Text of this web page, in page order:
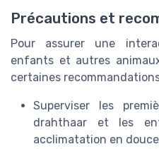
Précautions et
Pour assurer une
enfants et autres
certaines
Superviser les
drahthaar et les
acclimatation en